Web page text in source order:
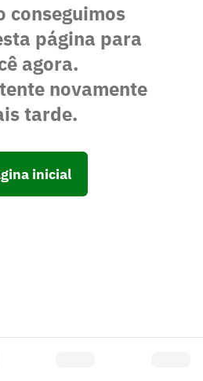
conseguimos
página para
agora.
novamente
tarde.
inicial